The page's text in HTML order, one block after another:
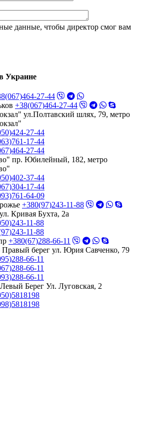
данные, чтобы директор смог вам
Украине
27-44
+38(067)464-27-44
ул.Полтавский шлях, 79, метро
27-44
17-44
27-44
пр. Юбилейный, 182, метро
37-44
17-44
64-09
+380(97)243-11-88
Кривая Бухта, 2а
11-88
11-88
+380(67)288-66-11
Правый берег ул. Юрия Савченко, 79
66-11
66-11
66-11
Берег Ул. Луговская, 2